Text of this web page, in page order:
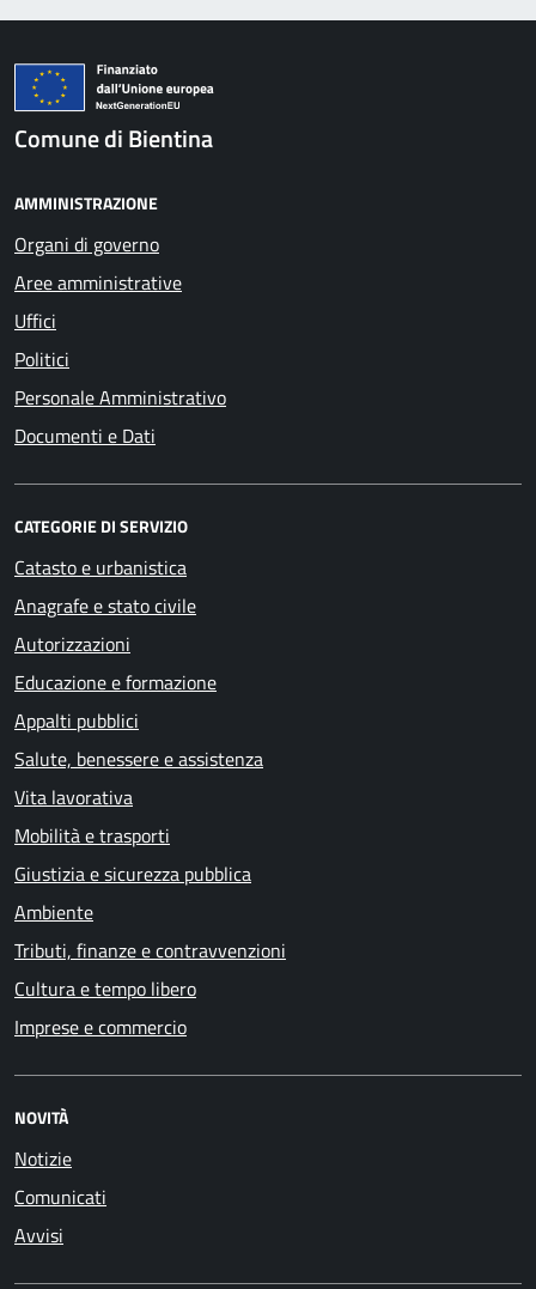
Comune di Bientina
AMMINISTRAZIONE
Organi di governo
Aree amministrative
Uffici
Politici
Personale Amministrativo
Documenti e Dati
CATEGORIE DI SERVIZIO
Catasto e urbanistica
Anagrafe e stato civile
Autorizzazioni
Educazione e formazione
Appalti pubblici
Salute, benessere e assistenza
Vita lavorativa
Mobilità e trasporti
Giustizia e sicurezza pubblica
Ambiente
Tributi, finanze e contravvenzioni
Cultura e tempo libero
Imprese e commercio
NOVITÀ
Notizie
Comunicati
Avvisi